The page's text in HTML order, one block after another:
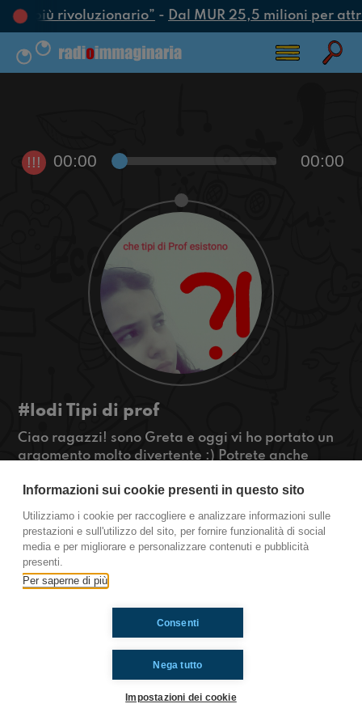
più rivoluzionario”- Dal MUR 25,5 milioni per
!!! 00:00 00:00
#lodi Tipi di prof
Ciao ragazzi! sono Greta e oggi vi ho portato un
argomento molto divertente :) Potrete anche
antipatico o no 😜
#OkkinSu www.radioimmaginaria.it
Lodi
Informazioni sui cookie presenti in questo sito
Utilizziamo i cookie per raccogliere e analizzare informazioni sulle
prestazioni e sull'utilizzo del sito, per fornire funzionalità di social
media e per migliorare e personalizzare contenuti e pubblicità
presenti.
Per saperne di più
Nega tutto
Consenti
Impostazioni dei cookie